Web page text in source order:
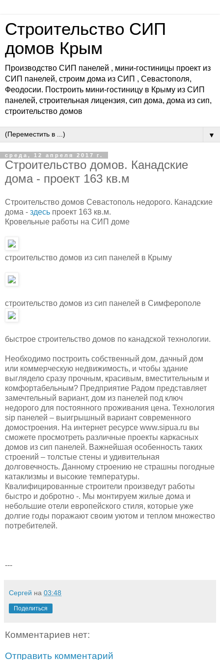
Строительство СИП
домов Крым
Производство СИП панелей , мини-гостиницы проект из
СИП панелей, строим дома из СИП , Севастополя,
Феодосии. Построить мини-гостиницу в Крыму из СИП
панелей, строительная лицензия, сип дома, дома из сип,
строительство домов
▼
среда, 12 апреля 2017 г.
Строительство домов. Канадские
дома - проект 163 кв.м
Строительство домов Севастополь недорого. Канадские
дома - здесь проект 163 кв.м.
Кровельные работы на СИП доме
строительство домов из сип панелей в Крыму
строительство домов из сип панелей в Симферополе
быстрое строительство домов по канадской технологии.
Необходимо построить собственный дом, дачный дом
или коммерческую недвижимость, и чтобы здание
выглядело сразу прочным, красивым, вместительным и
комфортабельным? Предприятие Радом представляет
замечтельный вариант, дом из панелей под ключ
недорого для постоянного проживания цена. Технология
sip панелей – выигрышный вариант современного
домостроения. На интернет ресурсе www.sipua.ru вы
сможете просмотреть различные проекты каркасных
домов из сип панелей. Важнейшая особенность таких
строений – толстые стены и удивительная
долговечность. Данному строению не страшны погодные
катаклизмы и высокие температуры.
Квалифицированные строители произведут работы
быстро и добротно -. Мы монтируем жилые дома и
небольшие отели европейского стиля, которые уже
долгие годы поражают своим уютом и теплом множество
потребителей.
---
Сергей на 03:48
Поделиться
Комментариев нет:
Отправить комментарий